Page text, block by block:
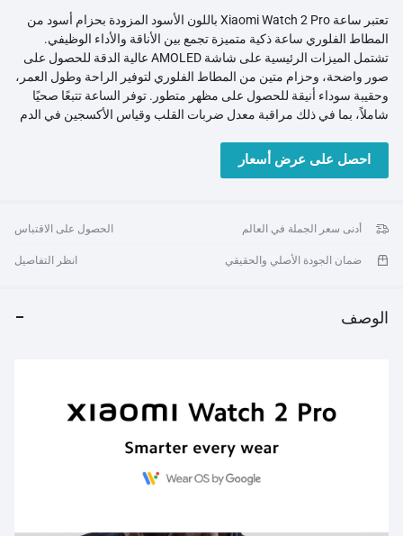
تعتبر ساعة Xiaomi Watch 2 Pro باللون الأسود المزودة بحزام أسود من
المطاط الفلوري ساعة ذكية متميزة تجمع بين الأناقة والأداء الوظيفي.
تشتمل الميزات الرئيسية على شاشة AMOLED عالية الدقة للحصول على
صور واضحة، وحزام متين من المطاط الفلوري لتوفير الراحة وطول العمر،
وحقيبة سوداء أنيقة للحصول على مظهر متطور. توفر الساعة تتبعًا صحيًا
شاملاً، بما في ذلك مراقبة معدل ضربات القلب وقياس الأكسجين في الدم
والمدفوعات بدون تلامس. بفضل عمر البطارية الممتد، وواجهات الساعة
احصل على عرض أسعار
أدنى سعر الجملة في العالم الحصول على الاقتباس
ضمان الجودة الأصلي والحقيقي انظر التفاصيل
الوصف